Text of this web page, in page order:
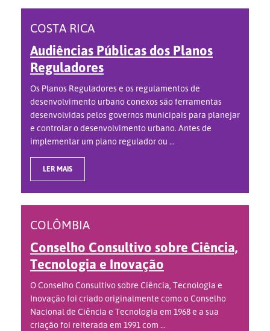
COSTA RICA
Audiências Públicas dos Planos
Reguladores
Os Planos Reguladores e os regulamentos de
desenvolvimento urbano conexos são ferramentas
desenvolvidas pelos governos municipais para planejar
e controlar o desenvolvimento urbano. Antes de
implementar um plano regulador ou ...
LER MAIS
COLÔMBIA
Conselho Consultivo sobre Ciência,
Tecnologia e Inovação
O Conselho Consultivo sobre Ciência, Tecnologia e
Inovação foi criado originalmente como o Conselho
Nacional de Ciência e Tecnologia em 1968 e a sua
criação foi reiterada em 1991 com ...